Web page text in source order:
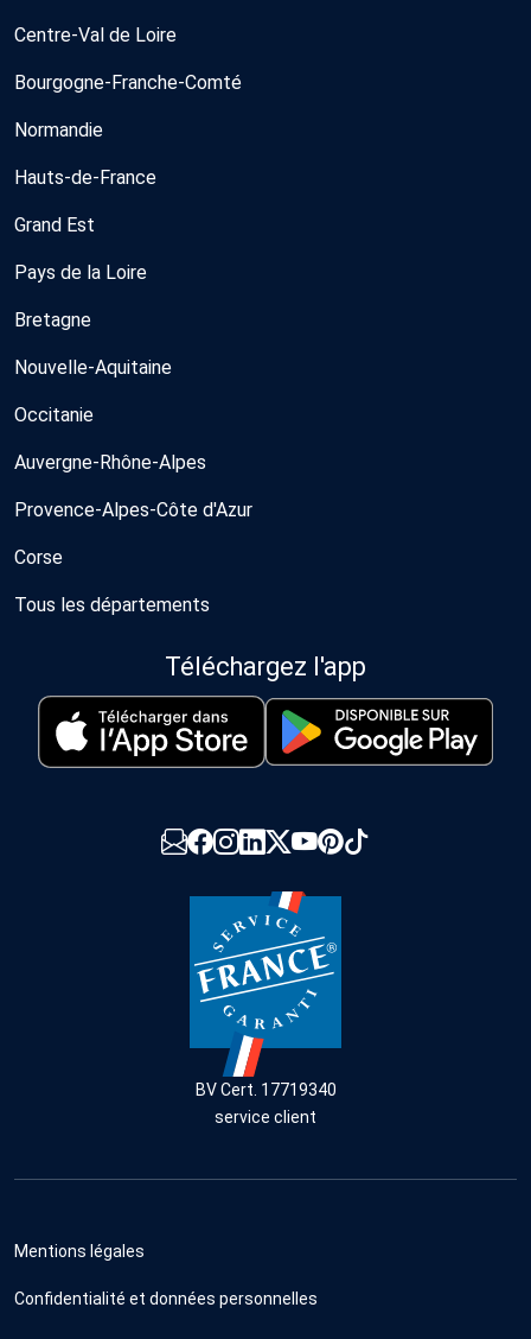
Centre-Val de Loire
Bourgogne-Franche-Comté
Normandie
Hauts-de-France
Grand Est
Pays de la Loire
Bretagne
Nouvelle-Aquitaine
Occitanie
Auvergne-Rhône-Alpes
Provence-Alpes-Côte d'Azur
Corse
Tous les départements
Téléchargez l'app
BV Cert. 17719340
service client
Mentions légales
Confidentialité et données personnelles